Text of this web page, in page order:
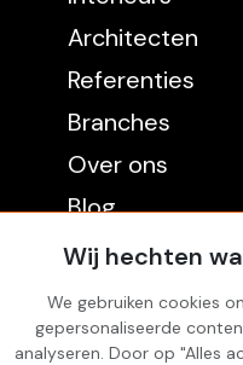
Architecten
Referenties
Branches
Over ons
Blog
Contact
Wij hechten
We gebruiken cookies
gepersonaliseerde
analyseren. Door op "Alles